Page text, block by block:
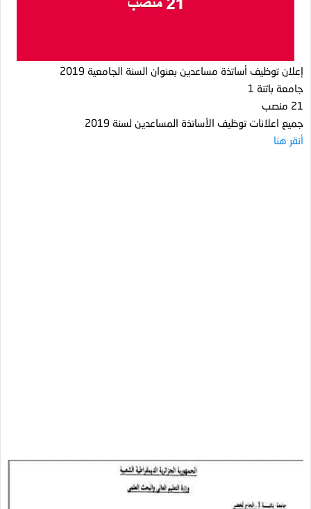
إعلان توظيف أساتذة مساعدين بعنوان السنة الجامعية 2019
جامعة باتنة 1
21 منصب
جميع اعلانات توظيف الأساتذة المساعدين لسنة 2019
أنقر هنا